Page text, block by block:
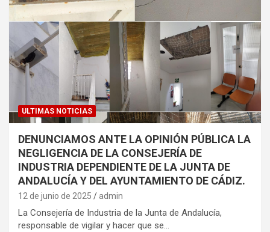
ULTIMAS NOTICIAS
DENUNCIAMOS ANTE LA OPINIÓN PÚBLICA LA
NEGLIGENCIA DE LA CONSEJERÍA DE
INDUSTRIA DEPENDIENTE DE LA JUNTA DE
ANDALUCÍA Y DEL AYUNTAMIENTO DE CÁDIZ.
12 de junio de 2025 admin
La Consejería de Industria de la Junta de Andalucía,
responsable de vigilar y hacer que se…